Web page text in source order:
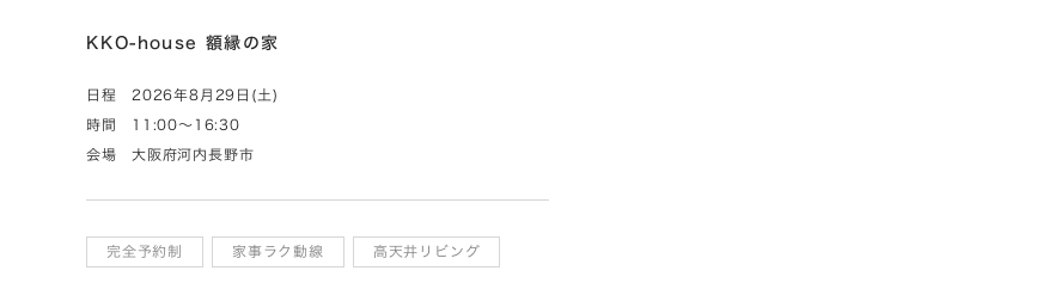
KKO-house 額縁の家
日程 2026年8月29日(土)
時間 11:00～16:30
会場 大阪府河内長野市
完全予約制 家事ラク動線 高天井リビング